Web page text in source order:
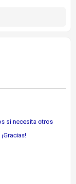
si necesita otros